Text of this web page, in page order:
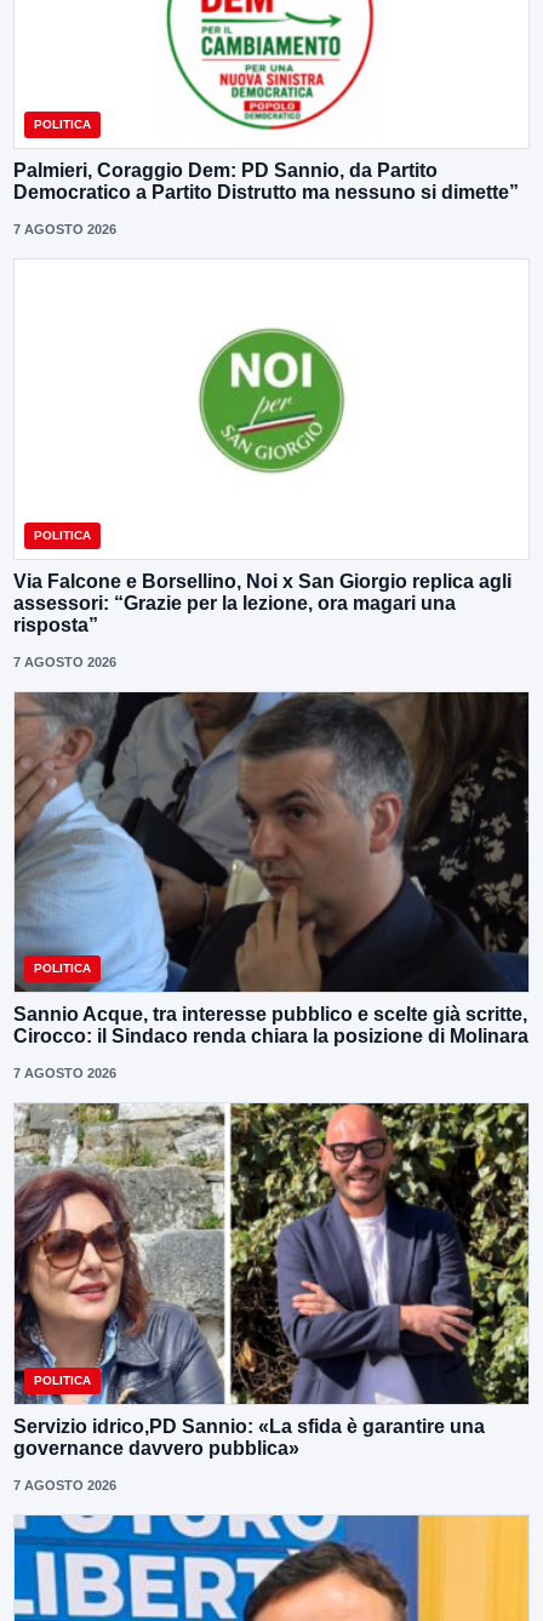
POLITICA
Palmieri, Coraggio Dem: PD Sannio, da Partito
Democratico a Partito Distrutto ma nessuno si dimette”
7 AGOSTO 2026
POLITICA
Via Falcone e Borsellino, Noi x San Giorgio replica agli
assessori: “Grazie per la lezione, ora magari una
risposta”
7 AGOSTO 2026
POLITICA
Sannio Acque, tra interesse pubblico e scelte già scritte,
Cirocco: il Sindaco renda chiara la posizione di Molinara
7 AGOSTO 2026
POLITICA
Servizio idrico,PD Sannio: «La sfida è garantire una
governance davvero pubblica»
7 AGOSTO 2026